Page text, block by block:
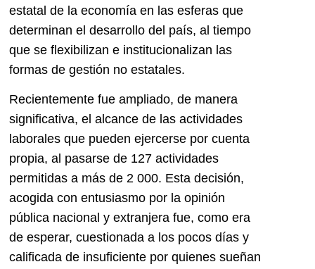
estatal de la economía en las esferas que
determinan el desarrollo del país, al tiempo
que se flexibilizan e institucionalizan las
formas de gestión no estatales.
Recientemente fue ampliado, de manera
significativa, el alcance de las actividades
laborales que pueden ejercerse por cuenta
propia, al pasarse de 127 actividades
permitidas a más de 2 000. Esta decisión,
acogida con entusiasmo por la opinión
pública nacional y extranjera fue, como era
de esperar, cuestionada a los pocos días y
calificada de insuficiente por quienes sueñan